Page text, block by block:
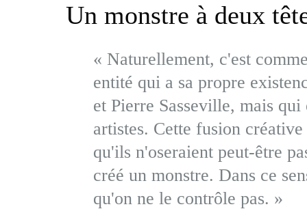
Un monstre à deux
« Naturellement, c'est
entité qui a sa propre
et Pierre Sasseville, mais
artistes. Cette fusion
qu'ils n'oseraient peut-être
créé un monstre. Dans ce
qu'on ne le contrôle pas. »